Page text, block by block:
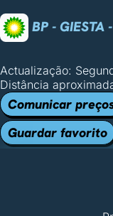
BP - GIESTA
Actualização:
Distância
Comunicar
Guardar favorito